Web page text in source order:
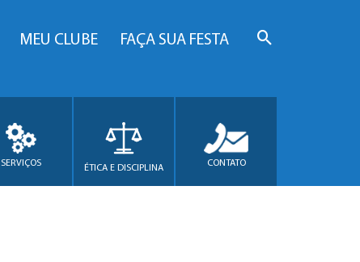
MEU CLUBE FAÇA SUA FESTA
SERVIÇOS ÉTICA E DISCIPLINA CONTATO